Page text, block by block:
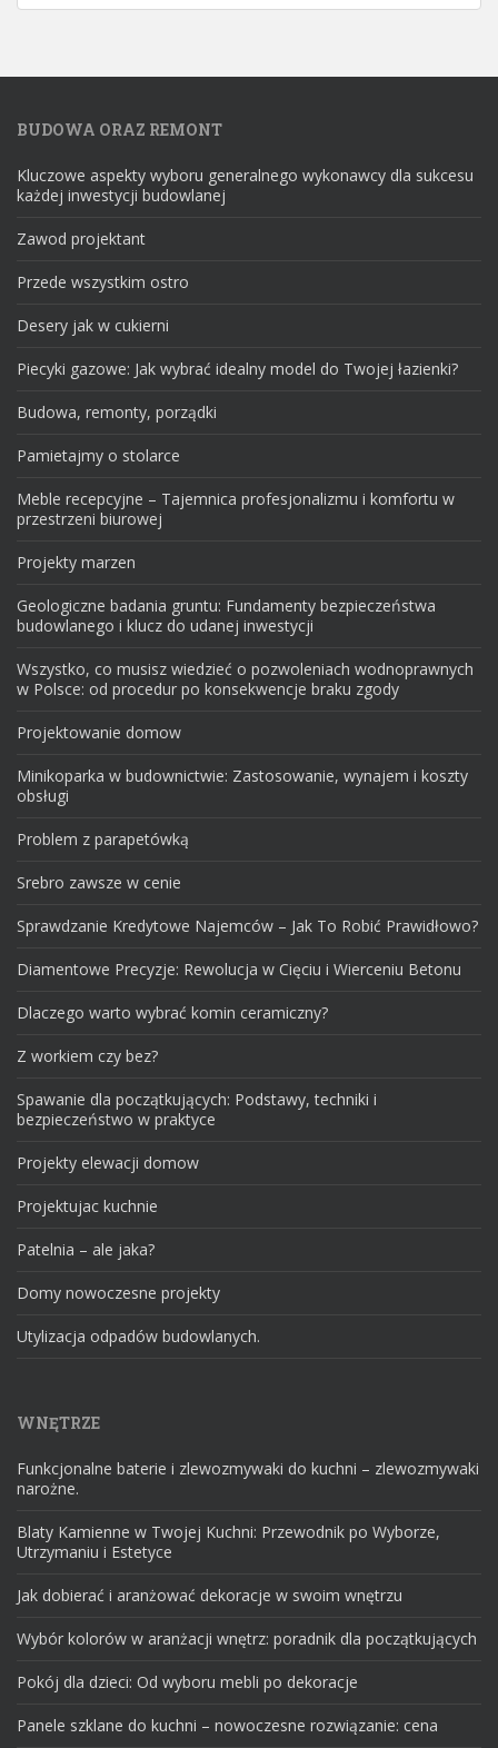
BUDOWA ORAZ REMONT
Kluczowe aspekty wyboru generalnego wykonawcy dla sukcesu
każdej inwestycji budowlanej
Zawod projektant
Przede wszystkim ostro
Desery jak w cukierni
Piecyki gazowe: Jak wybrać idealny model do Twojej łazienki?
Budowa, remonty, porządki
Pamietajmy o stolarce
Meble recepcyjne – Tajemnica profesjonalizmu i komfortu w
przestrzeni biurowej
Projekty marzen
Geologiczne badania gruntu: Fundamenty bezpieczeństwa
budowlanego i klucz do udanej inwestycji
Wszystko, co musisz wiedzieć o pozwoleniach wodnoprawnych
w Polsce: od procedur po konsekwencje braku zgody
Projektowanie domow
Minikoparka w budownictwie: Zastosowanie, wynajem i koszty
obsługi
Problem z parapetówką
Srebro zawsze w cenie
Sprawdzanie Kredytowe Najemców – Jak To Robić Prawidłowo?
Diamentowe Precyzje: Rewolucja w Cięciu i Wierceniu Betonu
Dlaczego warto wybrać komin ceramiczny?
Z workiem czy bez?
Spawanie dla początkujących: Podstawy, techniki i
bezpieczeństwo w praktyce
Projekty elewacji domow
Projektujac kuchnie
Patelnia – ale jaka?
Domy nowoczesne projekty
Utylizacja odpadów budowlanych.
WNĘTRZE
Funkcjonalne baterie i zlewozmywaki do kuchni – zlewozmywaki
narożne.
Blaty Kamienne w Twojej Kuchni: Przewodnik po Wyborze,
Utrzymaniu i Estetyce
Jak dobierać i aranżować dekoracje w swoim wnętrzu
Wybór kolorów w aranżacji wnętrz: poradnik dla początkujących
Pokój dla dzieci: Od wyboru mebli po dekoracje
Panele szklane do kuchni – nowoczesne rozwiązanie: cena